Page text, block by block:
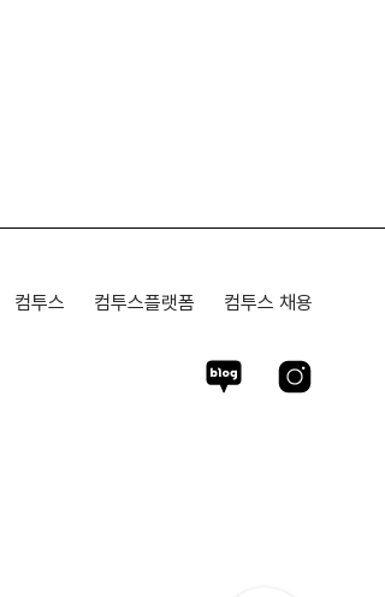
컴투스 컴투스플랫폼 컴투스 채용